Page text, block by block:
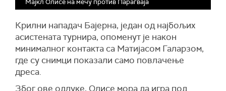
Мајкл Олисе на мечу против Парагваја
Крилни нападач Бајерна, један од најбољих
асистената турнира, опоменут је након
минималног контакта са Матијасом Галарзом,
где су снимци показали само повлачење
дреса.
Због ове одлуке, Олисе мора да игра под